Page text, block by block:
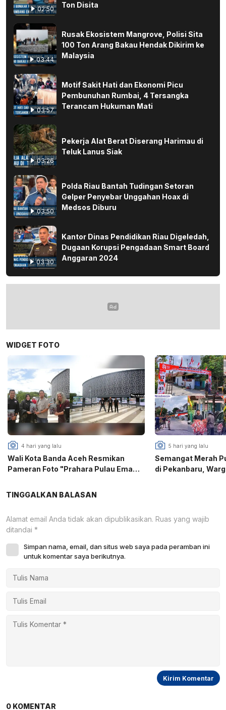
02:50
Ton Disita
03:44
Rusak Ekosistem Mangrove, Polisi Sita
100 Ton Arang Bakau Hendak Dikirim ke
Malaysia
03:57
Motif Sakit Hati dan Ekonomi Picu
Pembunuhan Rumbai, 4 Tersangka
Terancam Hukuman Mati
03:26
Pekerja Alat Berat Diserang Harimau di
Teluk Lanus Siak
03:50
Polda Riau Bantah Tudingan Setoran
Gelper Penyebar Unggahan Hoax di
Medsos Diburu
03:30
Kantor Dinas Pendidikan Riau Digeledah,
Dugaan Korupsi Pengadaan Smart Board
Anggaran 2024
WIDGET FOTO
4 hari yang lalu
Wali Kota Banda Aceh Resmikan
Pameran Foto "Prahara Pulau Emas",
Bencana
5 hari yang lalu
Semangat Merah
di Pekanbaru,
TINGGALKAN BALASAN
Alamat email Anda tidak akan dipublikasikan. Ruas yang wajib
ditandai *
Simpan nama, email, dan situs web saya pada peramban ini
untuk komentar saya berikutnya.
0 KOMENTAR